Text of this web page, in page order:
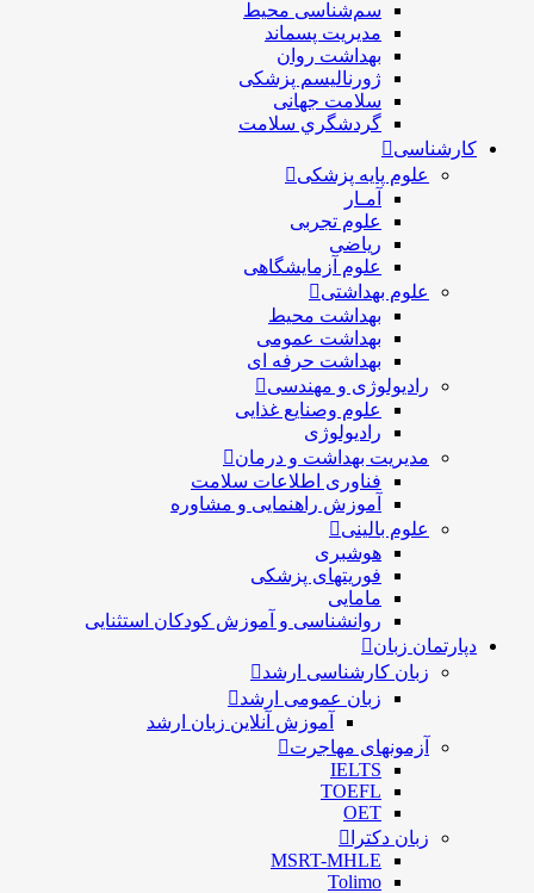
سم‌شناسی محیط
مدیریت پسماند
بهداشت روان
ژورنالیسم پزشکی
سلامت جهانی
گردشگري سلامت
کارشناسی
علوم پایه پزشکی
آمـار
علوم تجربی
ریاضی
علوم آزمایشگاهی
علوم بهداشتی
بهداشت محیط
بهداشت عمومی
بهداشت حرفه ای
رادیولوژی و مهندسی
علوم وصنایع غذایی
رادیولوژی
مدیریت بهداشت و درمان
فناوری اطلاعات سلامت
آموزش راهنمایی و مشاوره
علوم بالینی
هوشبری
فوریتهای پزشکی
مامایی
روانشناسی و آموزش کودکان استثنایی
دپارتمان زبان
زبان کارشناسی ارشد
زبان عمومی ارشد
آموزش آنلاین زبان ارشد
آزمونهای مهاجرت
IELTS
TOEFL
OET
زبان دکترا
MSRT-MHLE
Tolimo